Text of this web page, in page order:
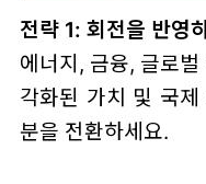
전략 1: 회전을 반영
에너지, 금융, 글로
각화된 가치 및 국
분을 전환하세요.